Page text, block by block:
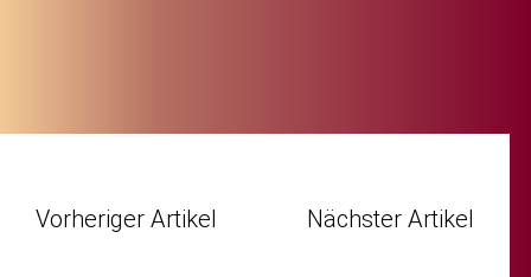
Vorheriger Artikel Nächster Artikel